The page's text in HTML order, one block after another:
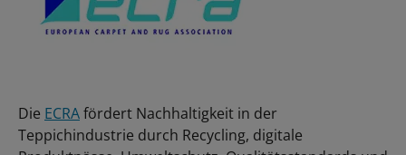
Die ECRAfördert Nachhaltigkeit in der
Teppichindustrie durch Recycling, digitale